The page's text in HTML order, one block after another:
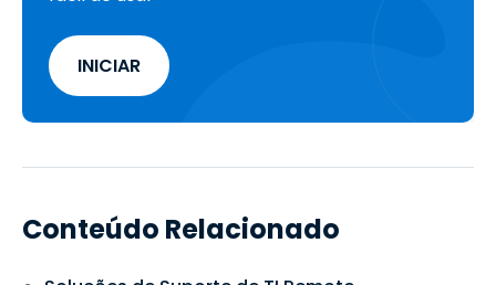
INICIAR
Conteúdo Relacionado